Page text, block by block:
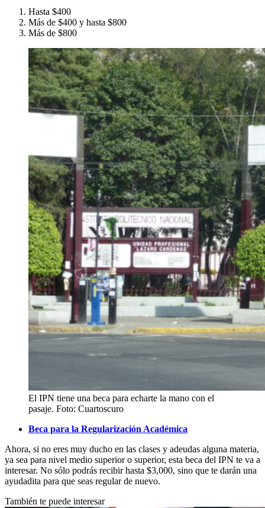
Hasta $400
Más de $400 y hasta $800
Más de $800
El IPN tiene una beca para echarte la mano con el
pasaje. Foto: Cuartoscuro
Beca para la Regularización Académica
Ahora, si no eres muy ducho en las clases y adeudas alguna materia,
ya sea para nivel medio superior o superior, esta beca del IPN te va a
interesar. No sólo podrás recibir hasta $3,000, sino que te darán una
ayudadita para que seas regular de nuevo.
También te puede interesar